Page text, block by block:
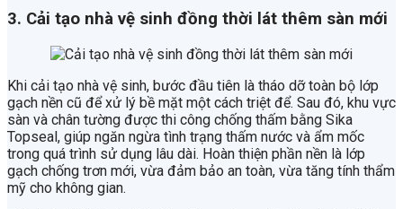
3. Cải tạo nhà vệ sinh đồng thời lát thêm sàn mới
Khi cải tạo nhà vệ sinh, bước đầu tiên là tháo dỡ toàn bộ lớp
gạch nền cũ để xử lý bề mặt một cách triệt để. Sau đó, khu vực
sàn và chân tường được thi công chống thấm bằng Sika
Topseal, giúp ngăn ngừa tình trạng thấm nước và ẩm mốc
trong quá trình sử dụng lâu dài. Hoàn thiện phần nền là lớp
gạch chống trơn mới, vừa đảm bảo an toàn, vừa tăng tính thẩm
mỹ cho không gian.